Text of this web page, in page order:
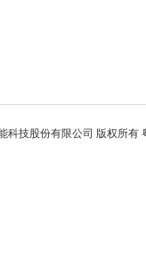
科技股份有限公司 版权所有